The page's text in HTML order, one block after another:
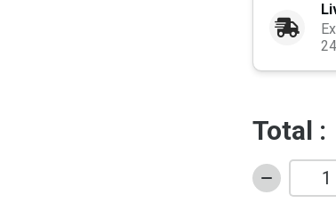
Total :
quantité